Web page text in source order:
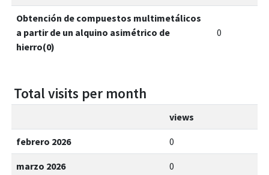
Obtención de compuestos multimetálicos
a partir de un alquino asimétrico de
hierro(0)
0
Total visits per month
views
febrero 2026 0
marzo 2026 0